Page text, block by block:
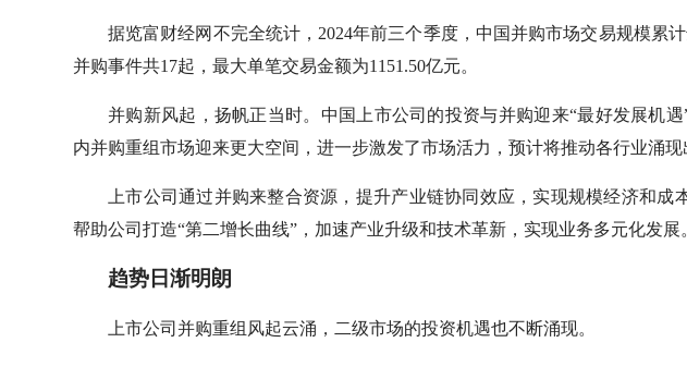
据览富财经网不完全统计，2024年前三个季度，中国并购市场交易规模累
并购事件共17起，最大单笔交易金额为1151.50亿元。
并购新风起，扬帆正当时。中国上市公司的投资与并购迎来“最好发展机
内并购重组市场迎来更大空间，进一步激发了市场活力，预计将推动各行业涌现
上市公司通过并购来整合资源，提升产业链协同效应，实现规模经济和成
帮助公司打造“第二增长曲线”，加速产业升级和技术革新，实现业务多元化发展
趋势日渐明朗
上市公司并购重组风起云涌，二级市场的投资机遇也不断涌现。